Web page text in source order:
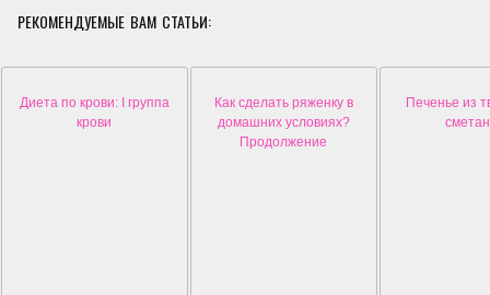
РЕКОМЕНДУЕМЫЕ ВАМ СТАТЬИ:
Диета по крови: I группа
крови
Как сделать ряженку в
домашних условиях?
Продолжение
Печенье из